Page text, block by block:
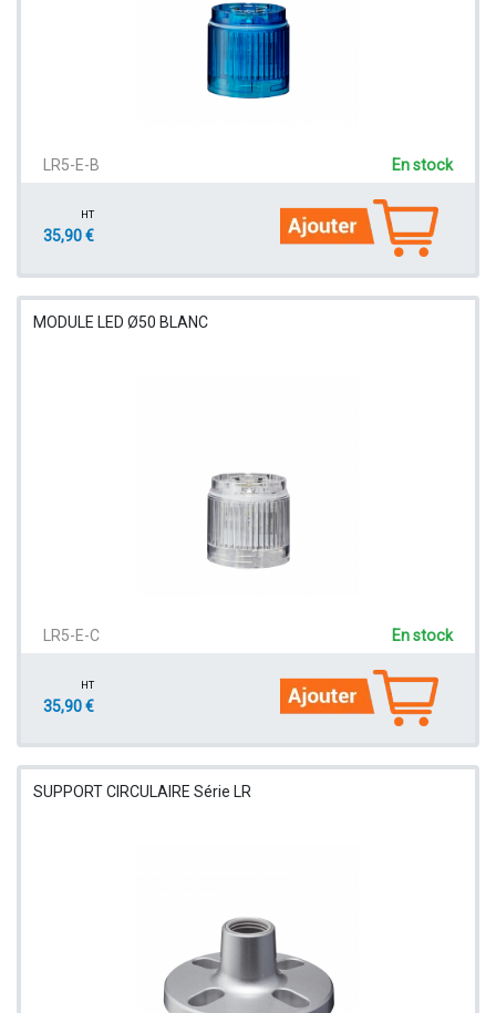
LR5-E-B En stock
HT
35,90 €
MODULE LED Ø50 BLANC
LR5-E-C En stock
HT
35,90 €
SUPPORT CIRCULAIRE Série LR